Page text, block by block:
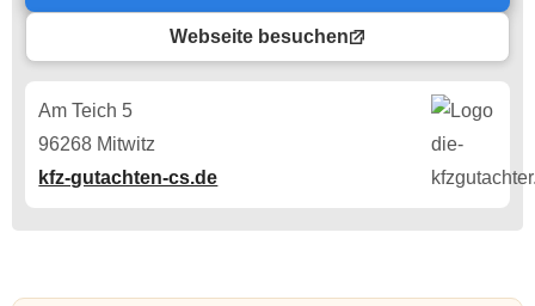
Webseite besuchen
Am Teich 5
96268 Mitwitz
kfz-gutachten-cs.de